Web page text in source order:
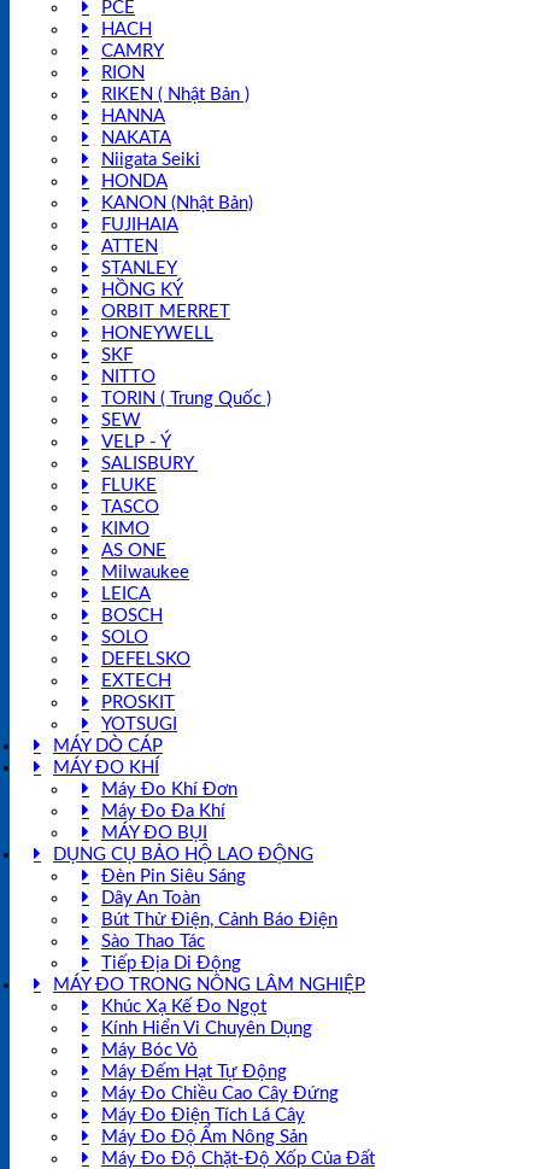
PCE
HACH
CAMRY
RION
RIKEN ( Nhật Bản )
HANNA
NAKATA
Niigata Seiki
HONDA
KANON (Nhật Bản)
FUJIHAIA
ATTEN
STANLEY
HỒNG KÝ
ORBIT MERRET
HONEYWELL
SKF
NITTO
TORIN ( Trung Quốc )
SEW
VELP - Ý
SALISBURY
FLUKE
TASCO
KIMO
AS ONE
Milwaukee
LEICA
BOSCH
SOLO
DEFELSKO
EXTECH
PROSKIT
YOTSUGI
MÁY DÒ CÁP
MÁY ĐO KHÍ
Máy Đo Khí Đơn
Máy Đo Đa Khí
MÁY ĐO BỤI
DỤNG CỤ BẢO HỘ LAO ĐỘNG
Đèn Pin Siêu Sáng
Dây An Toàn
Bút Thử Điện, Cảnh Báo Điện
Sào Thao Tác
Tiếp Địa Di Động
MÁY ĐO TRONG NÔNG LÂM NGHIỆP
Khúc Xạ Kế Đo Ngọt
Kính Hiển Vi Chuyên Dụng
Máy Bóc Vỏ
Máy Đếm Hạt Tự Động
Máy Đo Chiều Cao Cây Đứng
Máy Đo Điện Tích Lá Cây
Máy Đo Độ Ẩm Nông Sản
Máy Đo Độ Chặt-Độ Xốp Của Đất